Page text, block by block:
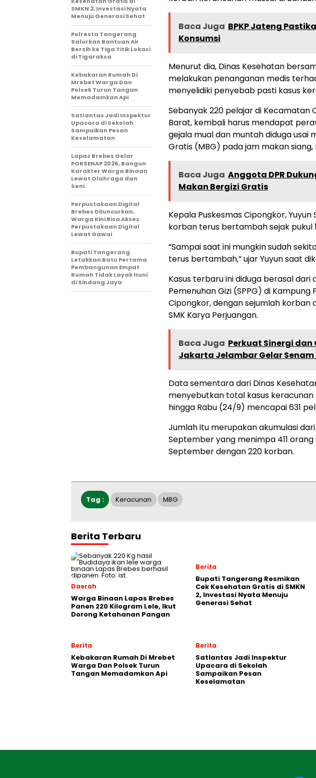
Baca Juga BPKP Jateng
Konsumsi
Menurut dia, Dinas Kesehatan
melakukan penanganan medis
menyelidiki penyebab pasti kasus
Sebanyak 220 pelajar di Kecamatan
Barat, kembali harus mendapat
gejala mual dan muntah diduga usai
Gratis (MBG) pada jam makan
Baca Juga Anggota DPR
Makan Bergizi Gratis
Kepala Puskesmas Cipongkor,
korban terus bertambah sejak pukul
“Sampai saat ini mungkin sudah
terus bertambah,” ujar Yuyun saat
Kasus terbaru ini diduga berasal dari
Pemenuhan Gizi (SPPG) di Kampung
Cipongkor, dengan sejumlah korban
SMK Karya Perjuangan.
Baca Juga Perkuat Sinergi dan
Jakarta Jelambar Gelar Senam
Data sementara dari Dinas
menyebutkan total kasus keracunan
hingga Rabu (24/9) mencapai 631
Jumlah itu merupakan akumulasi
September yang menimpa 411
September dengan 220 korban.
SMKN 2, Investasi Nyata
Menuju Generasi Sehat
Polresta Tangerang
Salurkan Bantuan Air
Bersih ke Tiga Titik Lokasi
di Tigaraksa
Kebakaran Rumah Di
Mrebet Warga Dan
Polsek Turun Tangan
Memadamkan Api
Satlantas Jadi Inspektur
Upacara di Sekolah
Sampaikan Pesan
Keselamatan
Lapas Brebes Gelar
PORSENAP 2026, Bangun
Karakter Warga Binaan
Lewat Olahraga dan
Seni
Perpustakaan Digital
Brebes Diluncurkan,
Warga Kini Bisa Akses
Perpustakaan Digital
Lewat Gawai
Bupati Tangerang
Letakkan Batu Pertama
Pembangunan Empat
Rumah Tidak Layak Huni
di Sindang Jaya
Tag : Keracunan MBG
Berita Terbaru
Daerah
Warga Binaan Lapas Brebes
Panen 220 Kilogram Lele, Ikut
Dorong Ketahanan Pangan
Berita
‎Bupati Tangerang Resmikan
Cek Kesehatan Gratis di SMKN
2, Investasi Nyata Menuju
Generasi Sehat
Berita
Kebakaran Rumah Di Mrebet
Warga Dan Polsek Turun
Tangan Memadamkan Api
Berita
Satlantas Jadi Inspektur
Upacara di Sekolah
Sampaikan Pesan
Keselamatan